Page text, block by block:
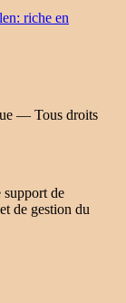
riche en
— Tous droits
support de
de gestion du